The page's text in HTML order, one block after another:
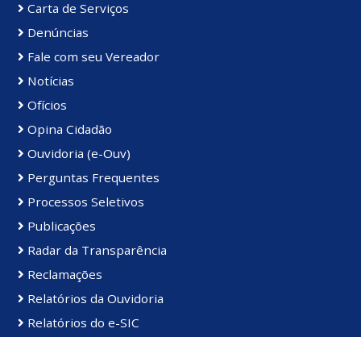
Carta de Serviços
Denúncias
Fale com seu Vereador
Notícias
Ofícios
Opina Cidadão
Ouvidoria (e-Ouv)
Perguntas Frequentes
Processos Seletivos
Publicações
Radar da Transparência
Reclamações
Relatórios da Ouvidoria
Relatórios do e-SIC